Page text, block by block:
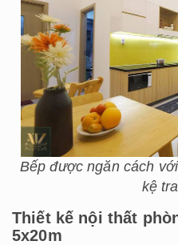
Bếp được ngăn cách
kệ
Thiết kế nội thất
5x20m